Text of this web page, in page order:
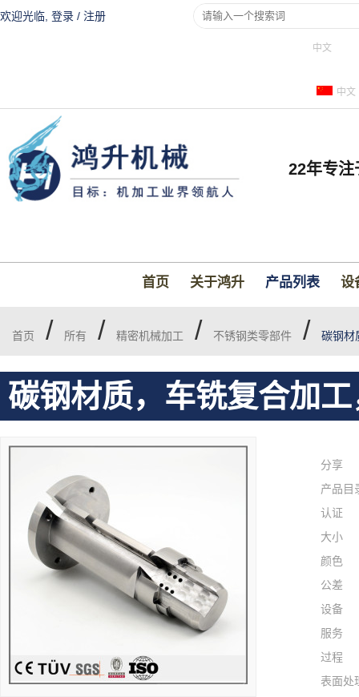
欢迎光临, 登录 / 注册
中文
中文
22年专注
首页 关于鸿升 产品列表 设
首页 / 所有 / 精密机械加工 / 不锈钢类零部件 / 碳钢材
碳钢材质，车铣复合加
分享
产品目
认证
大小
颜色
公差
设备
服务
过程
表面处